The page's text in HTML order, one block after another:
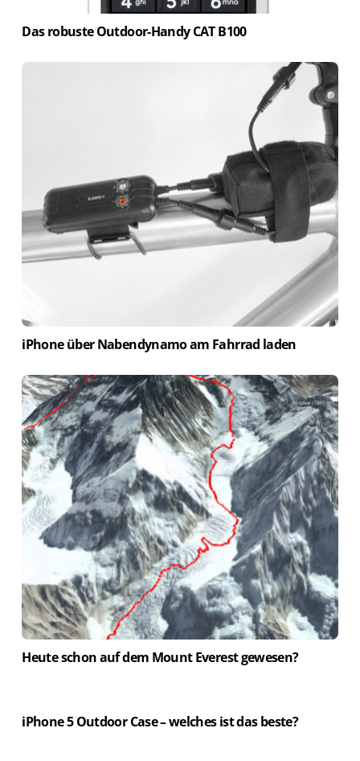
Das robuste Outdoor-Handy CAT B100
iPhone über Nabendynamo am Fahrrad laden
Heute schon auf dem Mount Everest gewesen?
iPhone 5 Outdoor Case – welches ist das beste?